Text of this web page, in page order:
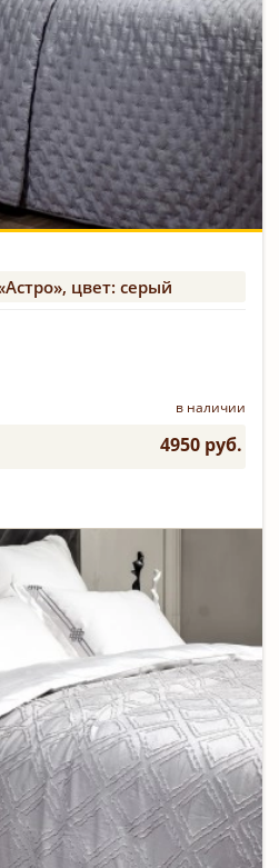
цвет: серый
в наличии
4950 руб.